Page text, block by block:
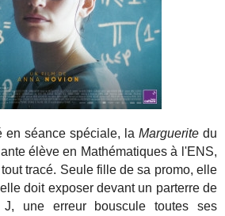
en séance spéciale, la Margueritedu
élève en Mathématiques à l'ENS,
tracé. Seule fille de sa promo, elle
doit exposer devant un parterre de
une erreur bouscule toutes ses